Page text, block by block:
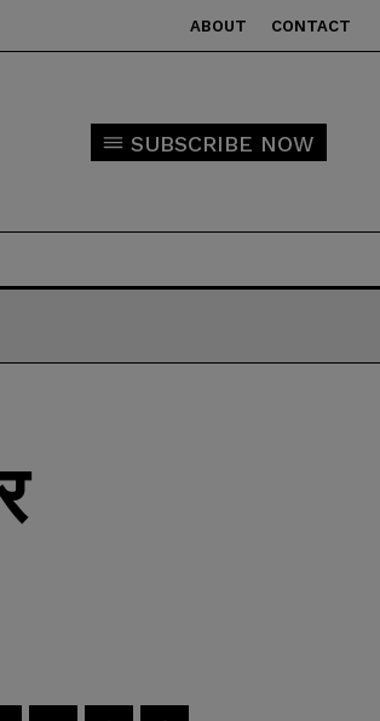
ABOUT CONTACT
SUBSCRIBE NOW